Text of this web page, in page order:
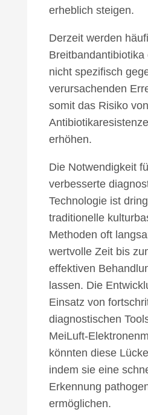
erheblich steigen.
Derzeit werden
nicht spezifisch
verursachenden
somit das Risiko von
erhöhen.
Die Notwendigkeit
verbesserte
Technologie ist
traditionelle
Methoden oft
wertvolle Zeit bis
effektiven
lassen. Die
Einsatz von
diagnostischen
MeiLuft-
könnten diese
indem sie eine
Erkennung
ermöglichen.